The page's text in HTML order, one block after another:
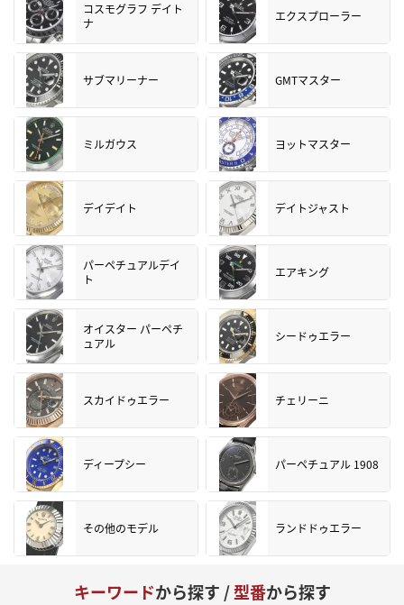
コスモグラフ デイト
ナ
エクスプローラー
サブマリーナー GMTマスター
ミルガウス ヨットマスター
デイデイト デイトジャスト
パーペチュアルデイ
ト
エアキング
オイスター パーペチ
ュアル
シードゥエラー
スカイドゥエラー チェリーニ
ディープシー パーペチュアル 1908
その他のモデル ランドドゥエラー
キーワードから探す /型番から探す